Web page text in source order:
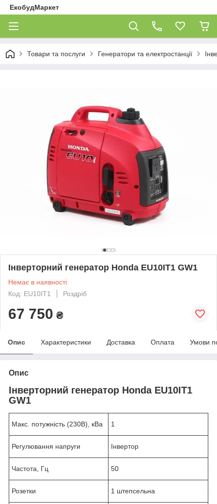
ЕкобудМаркет
Товари та послуги Генератори та електростанції
Інверторний генератор Honda EU10IT1 GW1
Немає в наявності
Код: EU10IT1
Роздріб
67 750 ₴
Опис Характеристики Доставка Оплата Умови
Опис
Інверторний генератор Honda EU10IT1
GW1
Макс. потужність (230В), кВа 1
Регулювання напруги Інвертор
Частота, Гц 50
Розетки 1 штепсельна